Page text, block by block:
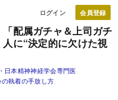
ログイン
「配属ガチャ＆上司ガチ
に“決定的に欠けた視
日本精神神経学会専門医
執着の手放し方